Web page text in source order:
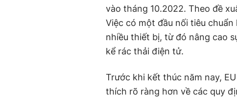
vào tháng 10.2022. Theo đề
Việc có một đầu nối tiêu
nhiều thiết bị, từ đó nâng cao
kể rác thải điện tử.
Trước khi kết thúc năm nay,
thích rõ ràng hơn về các quy